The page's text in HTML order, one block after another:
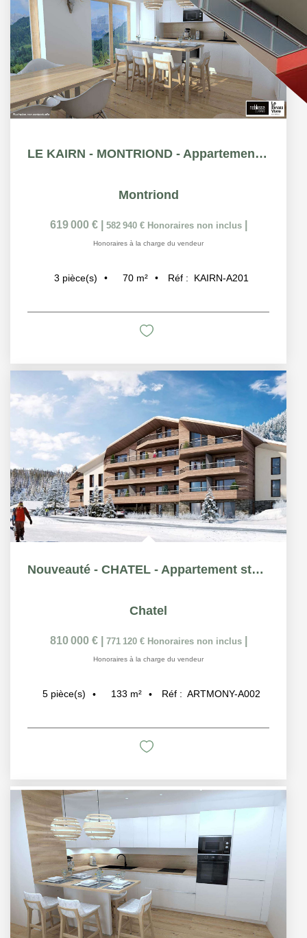
LE KAIRN - MONTRIOND - Appartement T3 - 69.87m²
Montriond
619 000 € 582 940 € Honoraires non inclus
Honoraires à la charge du vendeur
3 pièce(s) 70 m² Réf : KAIRN-A201
Nouveauté - CHATEL - Appartement standing T5
Chatel
810 000 € 771 120 € Honoraires non inclus
Honoraires à la charge du vendeur
5 pièce(s) 133 m² Réf : ARTMONY-A002